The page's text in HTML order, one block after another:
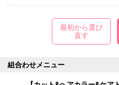
最初から選び
直す
組合わせメニュー